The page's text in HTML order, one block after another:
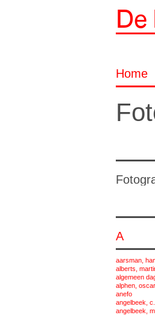
De
Home
A
aarsman,
alberts,
algemeen
alphen,
anefo
angelbeek,
angelbeek,